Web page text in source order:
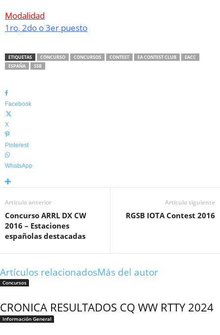
Modalidad
1ro, 2do o 3er puesto
ETIQUETAS CONCURSO CONCURSOS CONTEST EA CONTEST CLUB
EACC
ESPAÑA
SSB
Facebook
X
Pinterest
WhatsApp
Artículo anterior
Concurso ARRL DX CW
2016 – Estaciones
españolas destacadas
Artículo siguiente
RGSB IOTA Contest 2016
Artículos relacionadosMás del autor
Concursos
CRONICA RESULTADOS CQ WW RTTY 2024
Información General